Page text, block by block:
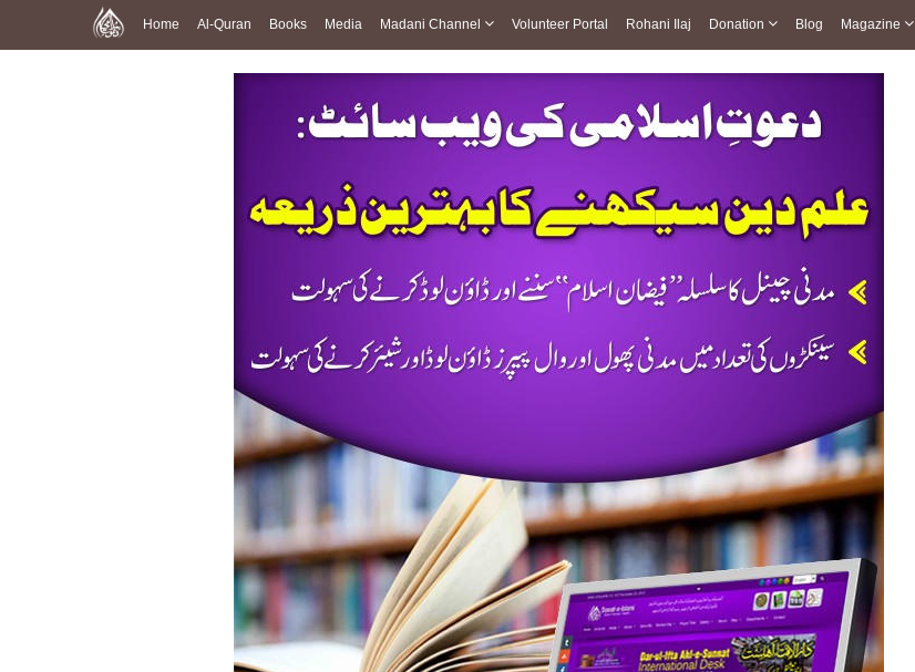
Home Al-Quran Books Media Madani Channel Volunteer Portal Rohani Ilaj Donation Blog Magazine